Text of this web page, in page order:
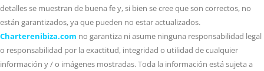
detalles se muestran de buena fe y, si bien se cree que son correctos, no
están garantizados, ya que pueden no estar actualizados.
Charterenibiza.com no garantiza ni asume ninguna responsabilidad legal
o responsabilidad por la exactitud, integridad o utilidad de cualquier
información y / o imágenes mostradas. Toda la información está sujeta a